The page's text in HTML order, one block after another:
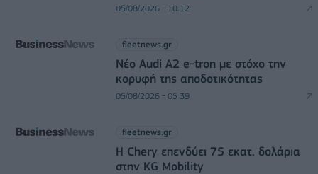
05/08/2026 - 10:12
fleetnews.gr
Νέο Audi A2 e-tron με στόχο την
κορυφή της αποδοτικότητας
05/08/2026 - 05:39
fleetnews.gr
Η Chery επενδύει 75 εκατ. δολάρια
στην KG Mobility